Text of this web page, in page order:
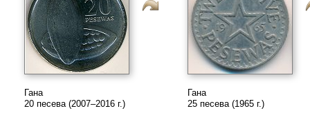
Гана
20 песева (2007–2016 г.)
Гана
25 песева (1965 г.)